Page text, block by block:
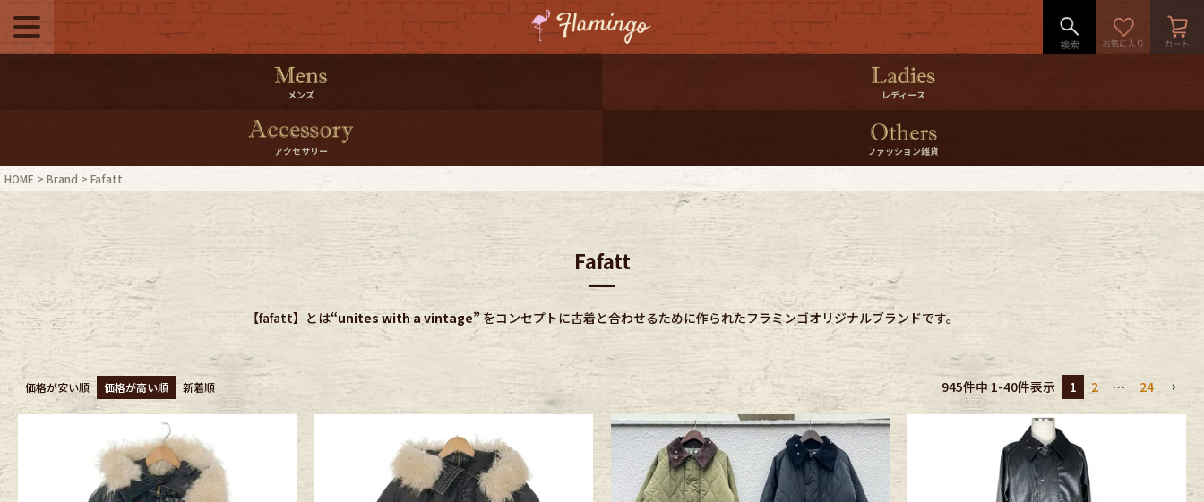
500pt＆10％Offクーポンプレゼント
10％0ffクーポンプレゼント
ログイン・会員登録 LINE ID連携
お気に入り マイページ
ご利用ガイド International Shipping
店舗紹介 特集一覧
ブランドから探す スタッフコーディネート
年代から探す 古着卸DOCK
メンズ レディース
アクセサリー ファッション雑貨
HOME Brand Fafatt
Fafatt
【fafatt】とは“unites with a vintage”をコンセプトに古着と合わせるために作られたフラミンゴオリジナルブランドです。
価格が安い順 価格が高い順 新着順 945件中 1-40件表示 1 2 … 24